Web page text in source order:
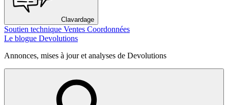
Clavardage
Soutien technique Ventes Coordonnées
Le blogue Devolutions
Annonces, mises à jour et analyses de Devolutions